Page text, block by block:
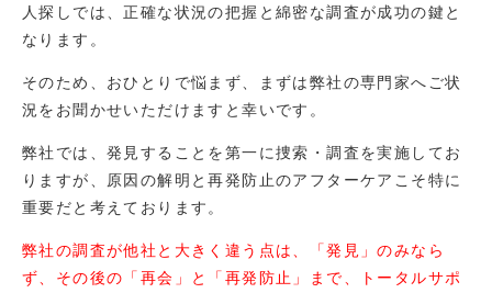
人探しでは、正確な状況の把握と綿密な調査が成功の鍵と
なります。
そのため、おひとりで悩まず、まずは弊社の専門家へご状
況をお聞かせいただけますと幸いです。
弊社では、発見することを第一に捜索・調査を実施してお
りますが、原因の解明と再発防止のアフターケアこそ特に
重要だと考えております。
弊社の調査が他社と大きく違う点は、「発見」のみなら
ず、その後の「再会」と「再発防止」まで、トータルサポ